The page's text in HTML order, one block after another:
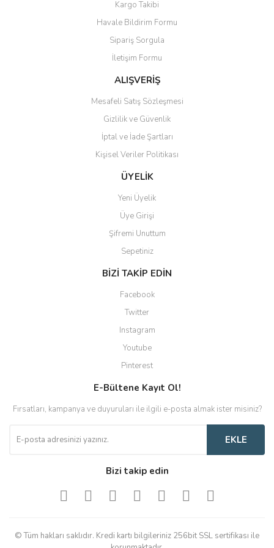
Ürün resmi kalitesiz, bozuk veya görüntülenemiyor.
Ürün açıklamasında eksik bilgiler bulunuyor.
Ürün bilgilerinde hatalar bulunuyor.
Ürün fiyatı diğer sitelerden daha pahalı.
Bu ürüne benzer farklı alternatifler olmalı.
Gönder
Kargo Takibi
Havale Bildirim Formu
Sipariş Sorgula
İletişim Formu
ALIŞVERİŞ
Mesafeli Satış Sözleşmesi
Gizlilik ve Güvenlik
İptal ve İade Şartları
Kişisel Veriler Politikası
ÜYELİK
Yeni Üyelik
Üye Girişi
Şifremi Unuttum
Sepetiniz
BİZİ TAKİP EDİN
Facebook
Twitter
Instagram
Youtube
Pinterest
E-Bültene Kayıt Ol!
Fırsatları, kampanya ve duyuruları ile ilgili e-posta almak ister misiniz?
EKLE
Bizi takip edin
© Tüm hakları saklıdır. Kredi kartı bilgileriniz 256bit SSL sertifikası ile